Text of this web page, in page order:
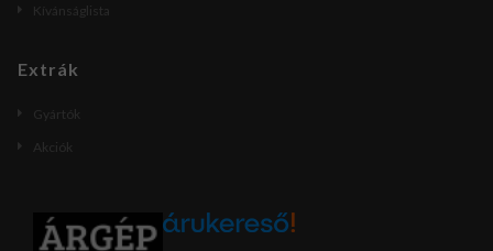
Kívánságlista
Extrák
Gyártók
Akciók